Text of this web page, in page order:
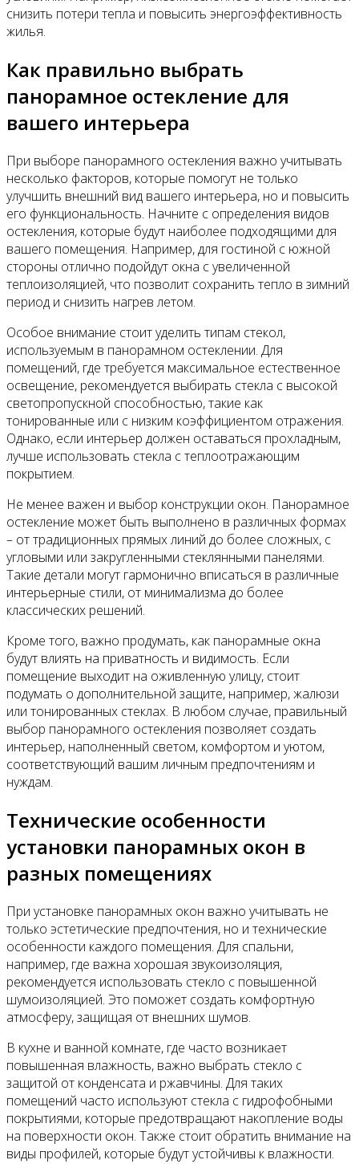
снизить потери тепла и повысить энергоэффективность
жилья.
Как правильно выбрать
панорамное остекление для
вашего интерьера
При выборе панорамного остекления важно учитывать
несколько факторов, которые помогут не только
улучшить внешний вид вашего интерьера, но и повысить
его функциональность. Начните с определения видов
остекления, которые будут наиболее подходящими для
вашего помещения. Например, для гостиной с южной
стороны отлично подойдут окна с увеличенной
теплоизоляцией, что позволит сохранить тепло в зимний
период и снизить нагрев летом.
Особое внимание стоит уделить типам стекол,
используемым в панорамном остеклении. Для
помещений, где требуется максимальное естественное
освещение, рекомендуется выбирать стекла с высокой
светопропускной способностью, такие как
тонированные или с низким коэффициентом отражения.
Однако, если интерьер должен оставаться прохладным,
лучше использовать стекла с теплоотражающим
покрытием.
Не менее важен и выбор конструкции окон. Панорамное
остекление может быть выполнено в различных формах
– от традиционных прямых линий до более сложных, с
угловыми или закругленными стеклянными панелями.
Такие детали могут гармонично вписаться в различные
интерьерные стили, от минимализма до более
классических решений.
Кроме того, важно продумать, как панорамные окна
будут влиять на приватность и видимость. Если
помещение выходит на оживленную улицу, стоит
подумать о дополнительной защите, например, жалюзи
или тонированных стеклах. В любом случае, правильный
выбор панорамного остекления позволяет создать
интерьер, наполненный светом, комфортом и уютом,
соответствующий вашим личным предпочтениям и
нуждам.
Технические особенности
установки панорамных окон в
разных помещениях
При установке панорамных окон важно учитывать не
только эстетические предпочтения, но и технические
особенности каждого помещения. Для спальни,
например, где важна хорошая звукоизоляция,
рекомендуется использовать стекло с повышенной
шумоизоляцией. Это поможет создать комфортную
атмосферу, защищая от внешних шумов.
В кухне и ванной комнате, где часто возникает
повышенная влажность, важно выбрать стекло с
защитой от конденсата и ржавчины. Для таких
помещений часто используют стекла с гидрофобными
покрытиями, которые предотвращают накопление воды
на поверхности окон. Также стоит обратить внимание на
виды профилей, которые будут устойчивы к влажности.